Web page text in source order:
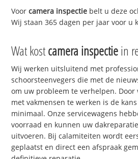
Voorcamera inspectie belt u deze
Wij staan 365 dagen per jaar voor u
Wat kostcamera inspectiein
Wij werken uitsluitend met
schoorsteenvegers die met de
om uw probleem te verhelpen. Door
met vakmensen te werken is de
minimaal. Onze servicewagens
voorraad en kunnen uw
uitvoeren. Bij calamiteiten wordt
geplaatst en direct een afspraak